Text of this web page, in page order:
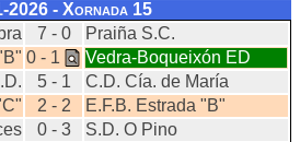
2026 - Xornada 15
7 - 0
Praiña S.C.
0 - 1
Vedra-Boqueixón ED
5 - 1
C.D. Cía. de María
2 - 2
E.F.B. Estrada "B"
0 - 3
S.D. O Pino